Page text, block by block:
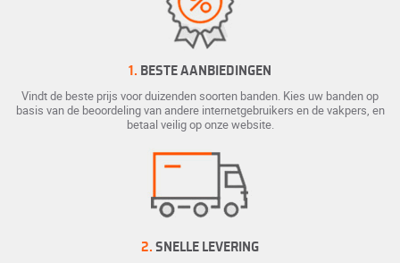
1. BESTE AANBIEDINGEN
Vindt de beste prijs voor duizenden soorten banden. Kies uw banden op
basis van de beoordeling van andere internetgebruikers en de vakpers, en
betaal veilig op onze website.
2. SNELLE LEVERING